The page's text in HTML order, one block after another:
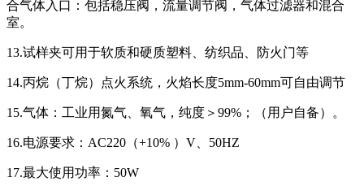
合气体入口：包括稳压阀，流量调节阀，气体过滤器和混合
室。
13.试样夹可用于软质和硬质塑料、纺织品、防火门等
14.丙烷（丁烷）点火系统，火焰长度5mm-60mm可自由调节
15.气体：工业用氮气、氧气，纯度＞99%；（用户自备）。
16.电源要求：AC220（+10% ）V、50HZ
17.最大使用功率：50W